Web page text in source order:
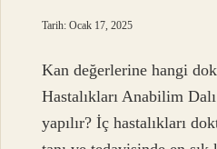
Tarih: Ocak 17, 2025
Kan değerlerine hangi
Hastalıkları Anabilim
yapılır? İç hastalıkları